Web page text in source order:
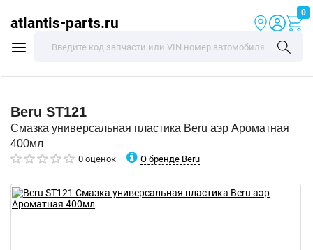
atlantis-parts.ru
0
Beru ST121
Смазка универсальная пластика Beru аэр Ароматная
400мл
0 оценок О бренде Beru